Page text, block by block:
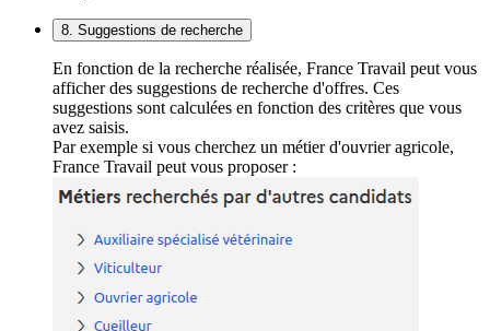
8. Suggestions de recherche
En fonction de la recherche réalisée, France Travail peut vous
afficher des suggestions de recherche d'offres. Ces
suggestions sont calculées en fonction des critères que vous
avez saisis.
Par exemple si vous cherchez un métier d'ouvrier agricole,
France Travail peut vous proposer :